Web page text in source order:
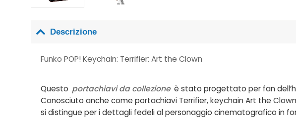
Descrizione
Funko POP! Keychain: Terrifier: Art the Clown
Questo portachiavi da collezione è stato progettato per fan
Conosciuto anche come portachiavi Terrifier, keychain Art the
si distingue per i dettagli fedeli al personaggio cinematografico in